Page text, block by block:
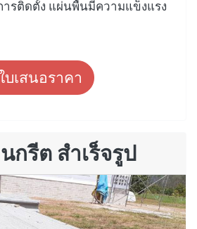
ารติดตั้ง แผ่นพื้นมีความแข็งแรง
เสนอราคา
กรีต สำเร็จรูป